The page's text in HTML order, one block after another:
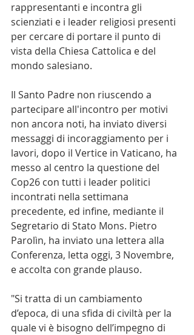
rappresentanti e incontra gli
scienziati e i leader religiosi presenti
per cercare di portare il punto di
vista della Chiesa Cattolica e del
mondo salesiano.
Il Santo Padre non riuscendo a
partecipare all'incontro per motivi
non ancora noti, ha inviato diversi
messaggi di incoraggiamento per i
lavori, dopo il Vertice in Vaticano, ha
messo al centro la questione del
Cop26 con tutti i leader politici
incontrati nella settimana
precedente, ed infine, mediante il
Segretario di Stato Mons. Pietro
Parolìn, ha inviato una lettera alla
Conferenza, letta oggi, 3 Novembre,
e accolta con grande plauso.
"Si tratta di un cambiamento
d’epoca, di una sfida di civiltà per la
quale vi è bisogno dell’impegno di